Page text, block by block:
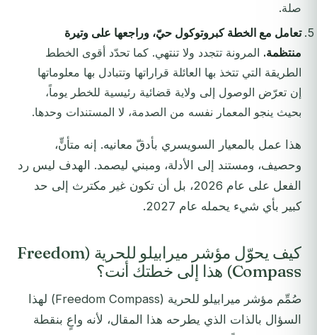
صلة.
تعامل مع الخطة كبروتوكول حيّ، وراجعها على وتيرة
منتظمة. المرونة تتجدد ولا تنتهي. كما تحدّد أقوى الخطط
الطريقة التي تتخذ بها العائلة قراراتها وتتبادل بها معلوماتها
إن تعرّض الوصول إلى ولاية قضائية رئيسية للخطر يوماً،
بحيث ينجو المعمار نفسه من الصدمة، لا المستندات وحدها.
هذا عمل بالمعيار السويسري بأدقّ معانيه. إنه متأنٍّ،
وحصيف، ومستند إلى الأدلة، ومبني ليصمد. الهدف ليس رد
الفعل على عام 2026، بل أن تكون غير مكترث إلى حد
كبير بأي شيء يحمله عام 2027.
كيف يحوّل مؤشر ميرابيلو للحرية (Freedom
Compass) هذا إلى خطتك أنت؟
صُمِّم مؤشر ميرابيلو للحرية (Freedom Compass) لهذا
السؤال بالذات الذي يطرحه هذا المقال، لأنه واعٍ بنقطة